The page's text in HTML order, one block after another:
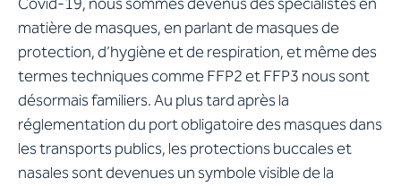
matière de masques, en parlant de masques de
protection, d’hygiène et de respiration, et même des
termes techniques comme FFP2 et FFP3 nous sont
désormais familiers. Au plus tard après la
réglementation du port obligatoire des masques dans
les transports publics, les protections buccales et
nasales sont devenues un symbole visible de la